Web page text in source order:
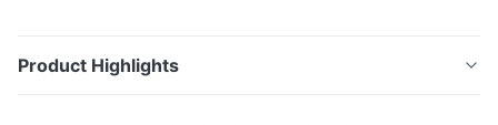
Product Highlights